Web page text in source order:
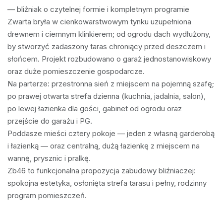
— bliźniak o czytelnej formie i kompletnym programie
Zwarta bryła w cienkowarstwowym tynku uzupełniona
drewnem i ciemnym klinkierem; od ogrodu dach wydłużony,
by stworzyć zadaszony taras chroniący przed deszczem i
słońcem. Projekt rozbudowano o garaż jednostanowiskowy
oraz duże pomieszczenie gospodarcze.
Na parterze: przestronna sień z miejscem na pojemną szafę;
po prawej otwarta strefa dzienna (kuchnia, jadalnia, salon),
po lewej łazienka dla gości, gabinet od ogrodu oraz
przejście do garażu i PG.
Poddasze mieści cztery pokoje — jeden z własną garderobą
i łazienką — oraz centralną, dużą łazienkę z miejscem na
wannę, prysznic i pralkę.
Zb46 to funkcjonalna propozycja zabudowy bliźniaczej:
spokojna estetyka, osłonięta strefa tarasu i pełny, rodzinny
program pomieszczeń.